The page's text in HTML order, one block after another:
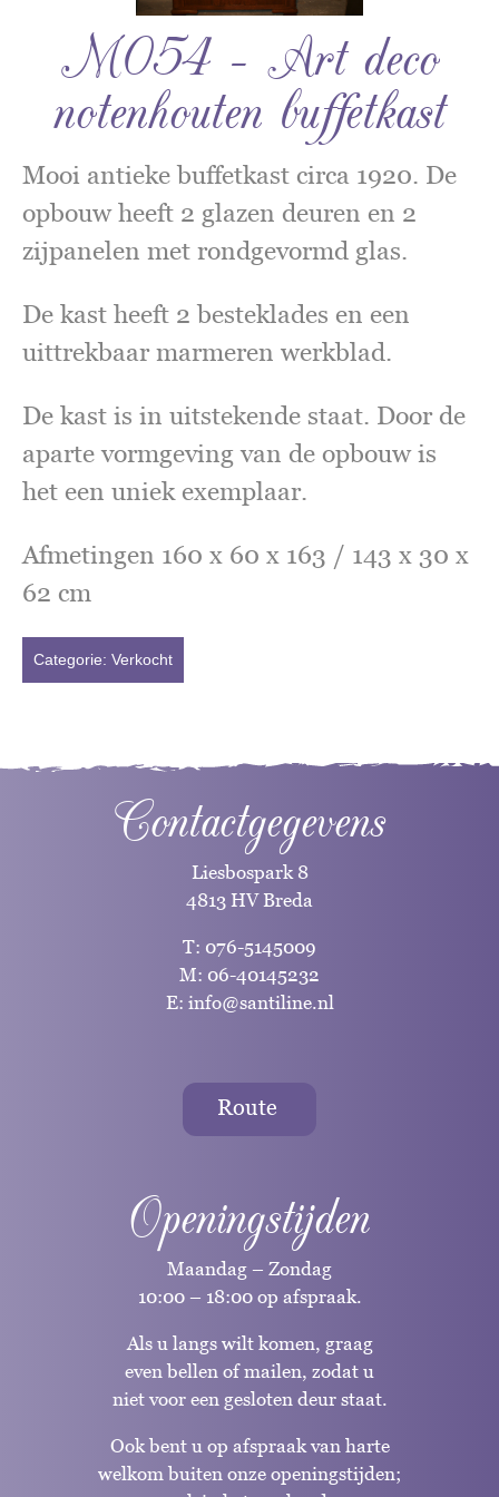
M054 – Art deco
notenhouten buffetkast
Mooi antieke buffetkast circa 1920. De
opbouw heeft 2 glazen deuren en 2
zijpanelen met rondgevormd glas.
De kast heeft 2 besteklades en een
uittrekbaar marmeren werkblad.
De kast is in uitstekende staat. Door de
aparte vormgeving van de opbouw is
het een uniek exemplaar.
Afmetingen 160 x 60 x 163 / 143 x 30 x
62 cm
Categorie: Verkocht
Contactgegevens
Liesbospark 8
4813 HV Breda
T: 076-5145009
M: 06-40145232
E: info@santiline.nl
Route
Openingstijden
Maandag – Zondag
10:00 – 18:00 op afspraak.
Als u langs wilt komen, graag
even bellen of mailen, zodat u
niet voor een gesloten deur staat.
Ook bent u op afspraak van harte
welkom buiten onze openingstijden;